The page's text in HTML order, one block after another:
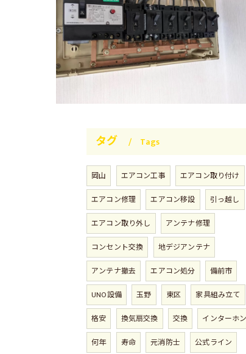
タグ Tags
岡山 エアコン工事
エアコン取り付け
エアコン修理
エアコン移設
引っ越し
エアコン取り外し
アンテナ修理
コンセント交換
地デジアンテナ
アンテナ撤去
エアコン処分
備前市
UNO設備
玉野 東区
家具組み立て
格安
換気扇交換 交換
インターホン
何年
寿命 元消防士
公式ライン